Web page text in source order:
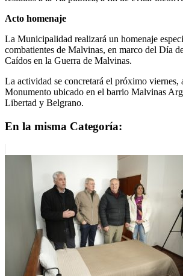
Acto homenaje
La Municipalidad realizará un homenaje
combatientes de Malvinas, en marco del Día
Caídos en la Guerra de Malvinas.
La actividad se concretará el próximo viernes,
Monumento ubicado en el barrio Malvinas
Libertad y Belgrano.
En la misma Categoría: